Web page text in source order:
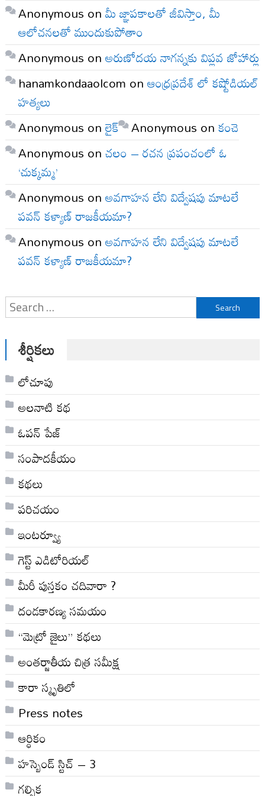
Anonymous onమీ జ్ఞాపకాలతో జీవిస్తాం, మీ
ఆలోచనలతో ముందుకుపోతాం
Anonymous onఅరుణోదయ నాగన్నకు విప్లవ జోహార్లు
hanamkondaaolcom onఆంధ్రప్రదేశ్ లో కష్టోడియల్
హత్యలు
Anonymous onలైక్ Anonymous onకంచె
Anonymous onచలం – రచన ప్రపంచంలో ఓ
‘చుక్కమ్మ’
Anonymous onఅవగాహన లేని విద్వేషపు మాటలే
పవన్ కళ్యాణ్ రాజకీయమా?
Anonymous onఅవగాహన లేని విద్వేషపు మాటలే
పవన్ కళ్యాణ్ రాజకీయమా?
Search
for:
శీర్షికలు
లోచూపు
అల‌నాటి క‌థ‌
ఓపన్ పేజ్
సంపాదకీయం
కథలు
పరిచయం
ఇంటర్వ్యూ
గెస్ట్ ఎడిటోరియల్
మీరీ పుస్తకం చదివారా ?
దండకారణ్య సమయం
“మెట్రో జైలు” కథలు
అంతర్జాతీయ చిత్ర సమీక్ష
కారా స్మృతిలో
Press notes
ఆర్ధికం
హస్బెండ్ స్టిచ్ – 3
గల్పిక